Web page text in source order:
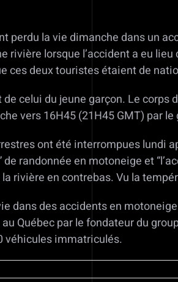
perdu la vie dimanche dans un
rivière lorsque l’accident a eu
ces deux touristes étaient de
celui du jeune garçon. Le
vers 16H45 (21H45 GMT) par
ont été interrompues lundi
randonnée en motoneige et
rivière en contrebas. Vu la
dans des accidents en
Québec par le fondateur du
véhicules immatriculés.